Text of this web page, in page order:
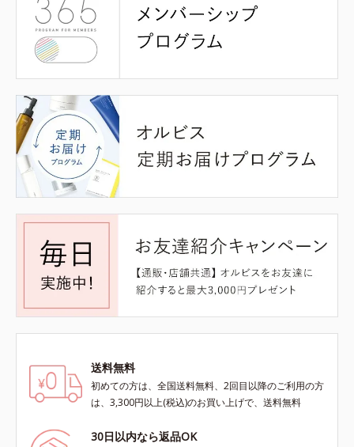
送料無料
初めての方は、全国送料無料、2回目以降のご利用の方
は、3,300円以上(税込)のお買い上げで、送料無料
30日以内なら返品OK